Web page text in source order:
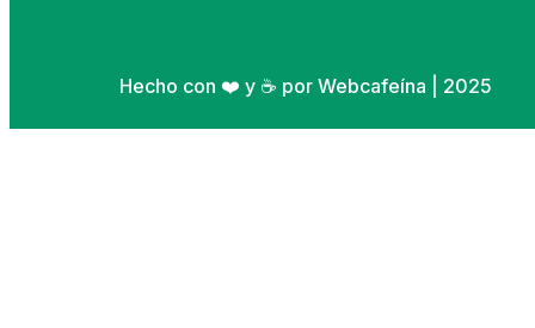
Hecho con ❤️ y ☕ por Webcafeína | 2025